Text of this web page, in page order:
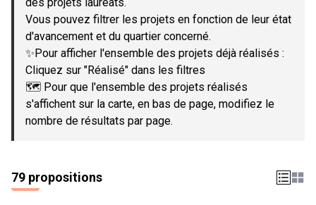
Vous pouvez filtrer les projets en fonction de leur état
d'avancement et du quartier concerné.
✨Pour afficher l'ensemble des projets déjà réalisés :
Cliquez sur "Réalisé" dans les filtres
🗺️ Pour que l'ensemble des projets réalisés
s'affichent sur la carte, en bas de page, modifiez le
nombre de résultats par page.
79 propositions